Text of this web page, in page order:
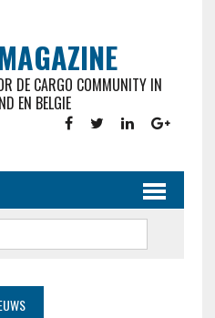
DE CARGO COMMUNITY IN
EN BELGIE